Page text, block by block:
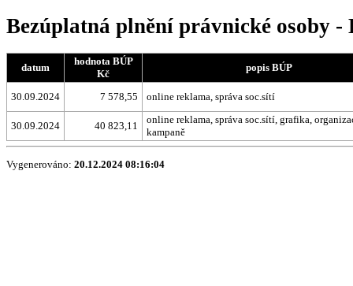
Bezúplatná plnění právnické osoby -
datum
hodnota BÚP
Kč
popis BÚP
30.09.2024 7 578,55 online reklama, správa soc.sítí
30.09.2024 40 823,11
online reklama, správa soc.sítí, grafika,
kampaně
Vygenerováno: 20.12.2024 08:16:04